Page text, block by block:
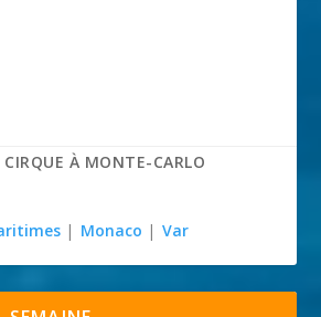
CIRQUE À MONTE-CARLO
| Monaco | Var